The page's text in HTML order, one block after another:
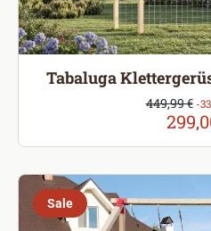
Tabaluga
Regulärer
449,99 € -
Sale